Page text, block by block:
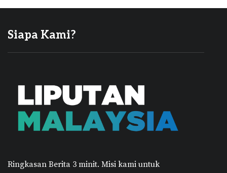
Siapa Kami?
Ringkasan Berita 3 minit. Misi kami untuk